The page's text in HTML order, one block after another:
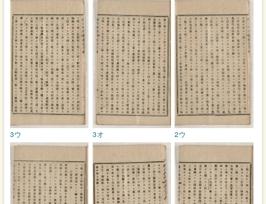
2ウ
3オ
3ウ